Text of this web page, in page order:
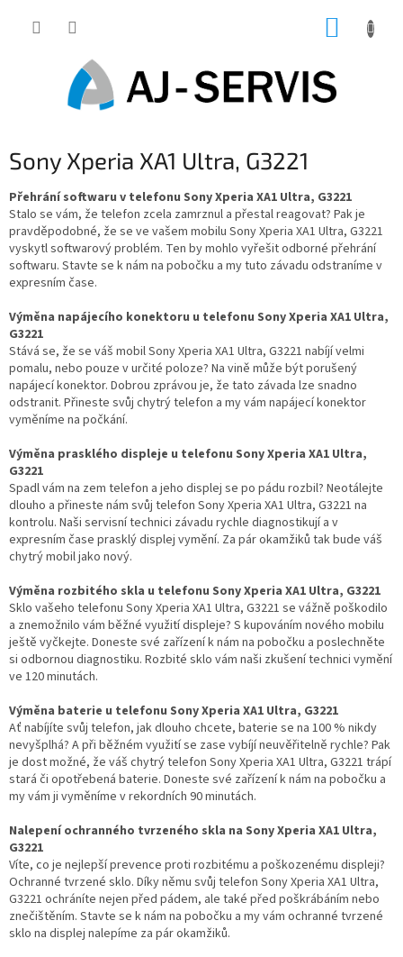
Sony Xperia XA1 Ultra, G3221
Přehrání softwaru v telefonu Sony Xperia XA1 Ultra, G3221
Stalo se vám, že telefon zcela zamrznul a přestal reagovat? Pak je
pravděpodobné, že se ve vašem mobilu Sony Xperia XA1 Ultra, G3221
vyskytl softwarový problém. Ten by mohlo vyřešit odborné přehrání
softwaru. Stavte se k nám na pobočku a my tuto závadu odstraníme v
expresním čase.
Výměna napájecího konektoru u telefonu Sony Xperia XA1 Ultra,
G3221
Stává se, že se váš mobil Sony Xperia XA1 Ultra, G3221 nabíjí velmi
pomalu, nebo pouze v určité poloze? Na vině může být porušený
napájecí konektor. Dobrou zprávou je, že tato závada lze snadno
odstranit. Přineste svůj chytrý telefon a my vám napájecí konektor
vyměníme na počkání.
Výměna prasklého displeje u telefonu Sony Xperia XA1 Ultra,
G3221
Spadl vám na zem telefon a jeho displej se po pádu rozbil? Neotálejte
dlouho a přineste nám svůj telefon Sony Xperia XA1 Ultra, G3221 na
kontrolu. Naši servisní technici závadu rychle diagnostikují a v
expresním čase prasklý displej vymění. Za pár okamžiků tak bude váš
chytrý mobil jako nový.
Výměna rozbitého skla u telefonu Sony Xperia XA1 Ultra, G3221
Sklo vašeho telefonu Sony Xperia XA1 Ultra, G3221 se vážně poškodilo
a znemožnilo vám běžné využití displeje? S kupováním nového mobilu
ještě vyčkejte. Doneste své zařízení k nám na pobočku a poslechněte
si odbornou diagnostiku. Rozbité sklo vám naši zkušení technici vymění
ve 120 minutách.
Výměna baterie u telefonu Sony Xperia XA1 Ultra, G3221
Ať nabíjíte svůj telefon, jak dlouho chcete, baterie se na 100 % nikdy
nevyšplhá? A při běžném využití se zase vybíjí neuvěřitelně rychle? Pak
je dost možné, že váš chytrý telefon Sony Xperia XA1 Ultra, G3221 trápí
stará či opotřebená baterie. Doneste své zařízení k nám na pobočku a
my vám ji vyměníme v rekordních 90 minutách.
Nalepení ochranného tvrzeného skla na Sony Xperia XA1 Ultra,
G3221
Víte, co je nejlepší prevence proti rozbitému a poškozenému displeji?
Ochranné tvrzené sklo. Díky němu svůj telefon Sony Xperia XA1 Ultra,
G3221 ochráníte nejen před pádem, ale také před poškrábáním nebo
znečištěním. Stavte se k nám na pobočku a my vám ochranné tvrzené
sklo na displej nalepíme za pár okamžiků.